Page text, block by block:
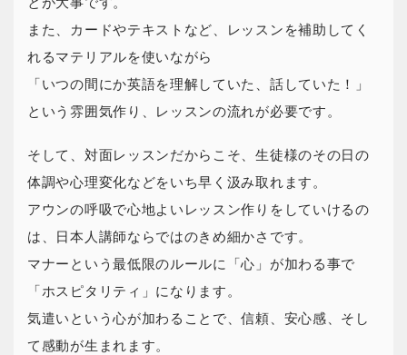
また、カードやテキストなど、レッスンを補助してく
れるマテリアルを使いながら
「いつの間にか英語を理解していた、話していた！」
という雰囲気作り、レッスンの流れが必要です。
そして、対面レッスンだからこそ、生徒様のその日の
体調や心理変化などをいち早く汲み取れます。
アウンの呼吸で心地よいレッスン作りをしていけるの
は、日本人講師ならではのきめ細かさです。
マナーという最低限のルールに「心」が加わる事で
「ホスピタリティ」になります。
気遣いという心が加わることで、信頼、安心感、そし
て感動が生まれます。